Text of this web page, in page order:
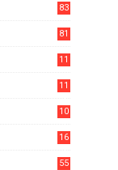
83
81
11
11
10
16
55